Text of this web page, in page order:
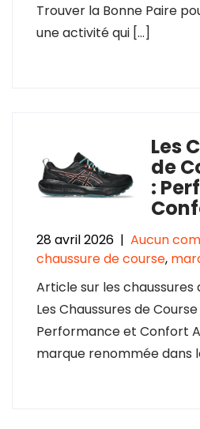
Trouver la Bonne Paire
une activité qui […]
Les
de
:
28 avril 2026 | Aucun
chaussure de course,
Article sur les chaussures
Les Chaussures de Course
Performance et Confort
marque renommée dans